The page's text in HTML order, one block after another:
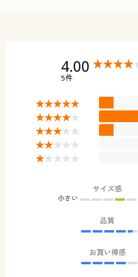
4.00
5件
サイズ感
小さい
品質
お買い得感